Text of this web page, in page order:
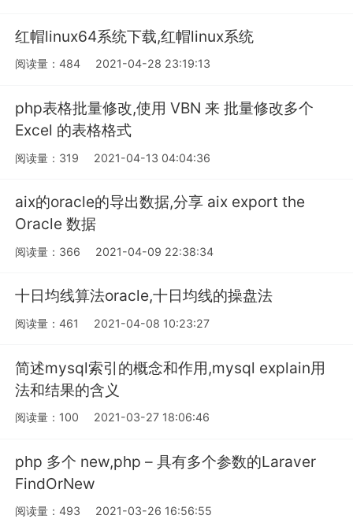
红帽linux64系统下载,红帽linux系统
阅读量：484 2021-04-28 23:19:13
php表格批量修改,使用 VBN 来 批量修改多个
Excel 的表格格式
阅读量：319 2021-04-13 04:04:36
aix的oracle的导出数据,分享 aix export the
Oracle 数据
阅读量：366 2021-04-09 22:38:34
十日均线算法oracle,十日均线的操盘法
阅读量：461 2021-04-08 10:23:27
简述mysql索引的概念和作用,mysql explain用
法和结果的含义
阅读量：100 2021-03-27 18:06:46
php 多个 new,php – 具有多个参数的Laraver
FindOrNew
阅读量：493 2021-03-26 16:56:55